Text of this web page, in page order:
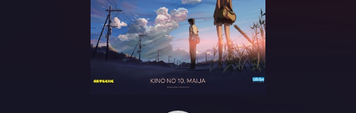
Pasākumi